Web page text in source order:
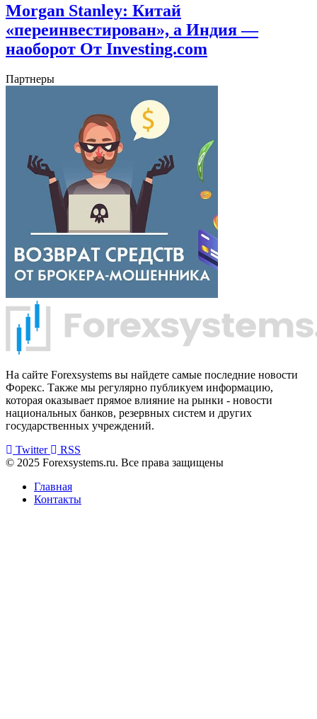
Morgan Stanley: Китай
«переинвестирован», а Индия —
наоборот От Investing.com
Партнеры
На сайте Forexsystems вы найдете самые последние новости
Форекс. Также мы регулярно публикуем информацию,
которая оказывает прямое влияние на рынки - новости
национальных банков, резервных систем и других
государственных учреждений.
Twitter
RSS
© 2025 Forexsystems.ru. Все права защищены
Главная
Контакты